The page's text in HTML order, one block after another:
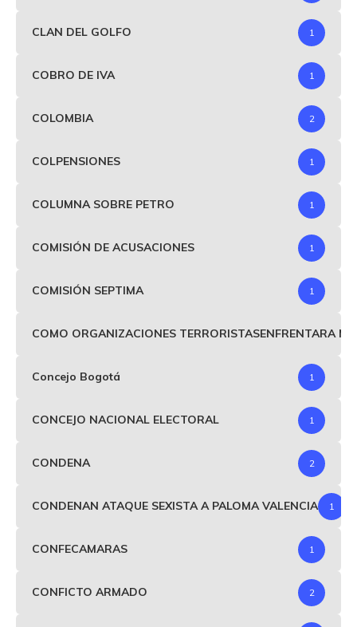
CLAN DEL GOLFO 1
COBRO DE IVA 1
COLOMBIA 2
COLPENSIONES 1
COLUMNA SOBRE PETRO 1
COMISIÓN DE ACUSACIONES 1
COMISIÓN SEPTIMA 1
COMO ORGANIZACIONES TERRORISTASENFRENTARA
Concejo Bogotá 1
CONCEJO NACIONAL ELECTORAL 1
CONDENA 2
CONDENAN ATAQUE SEXISTA A PALOMA VALENCIA 1
CONFECAMARAS 1
CONFICTO ARMADO 2